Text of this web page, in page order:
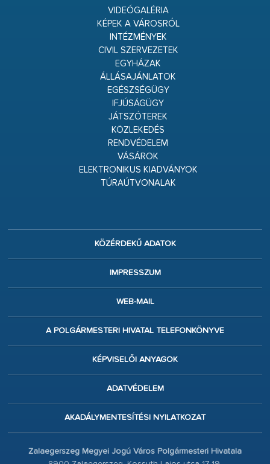
VIDEÓGALÉRIA
KÉPEK A VÁROSRÓL
INTÉZMÉNYEK
CIVIL SZERVEZETEK
EGYHÁZAK
ÁLLÁSAJÁNLATOK
EGÉSZSÉGÜGY
IFJÚSÁGÜGY
JÁTSZÓTEREK
KÖZLEKEDÉS
RENDVÉDELEM
VÁSÁROK
ELEKTRONIKUS KIADVÁNYOK
TÚRAÚTVONALAK
KÖZÉRDEKŰ ADATOK
IMPRESSZUM
WEB-MAIL
A POLGÁRMESTERI HIVATAL TELEFONKÖNYVE
KÉPVISELŐI ANYAGOK
ADATVÉDELEM
AKADÁLYMENTESÍTÉSI NYILATKOZAT
Zalaegerszeg Megyei Jogú Város Polgármesteri Hivatala